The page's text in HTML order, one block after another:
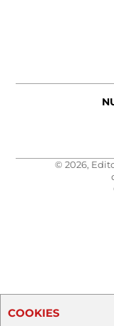
© 2026,
COOKIES